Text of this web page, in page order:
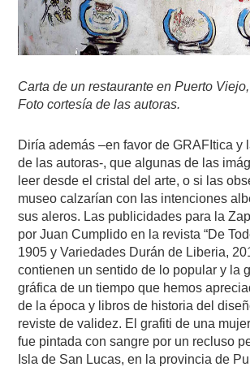
Carta de un restaurante en Puerto
Foto cortesía de las autoras.
Diría además –en favor de GRAFItica y
de las autoras-, que algunas de las
leer desde el cristal del arte, o si las
museo calzarían con las intenciones
sus aleros. Las publicidades para la
por Juan Cumplido en la revista “De
1905 y Variedades Durán de Liberia,
contienen un sentido de lo popular y la
gráfica de un tiempo que hemos
de la época y libros de historia del
reviste de validez. El grafiti de una
fue pintada con sangre por un recluso
Isla de San Lucas, en la provincia de